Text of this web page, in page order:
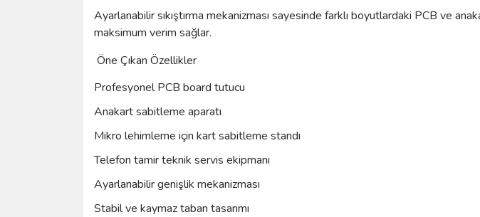
Ayarlanabilir sıkıştırma mekanizması sayesinde farklı boyutlardaki PCB ve
maksimum verim sağlar.
Öne Çıkan Özellikler
Profesyonel PCB board tutucu
Anakart sabitleme aparatı
Mikro lehimleme için kart sabitleme standı
Telefon tamir teknik servis ekipmanı
Ayarlanabilir genişlik mekanizması
Stabil ve kaymaz taban tasarımı